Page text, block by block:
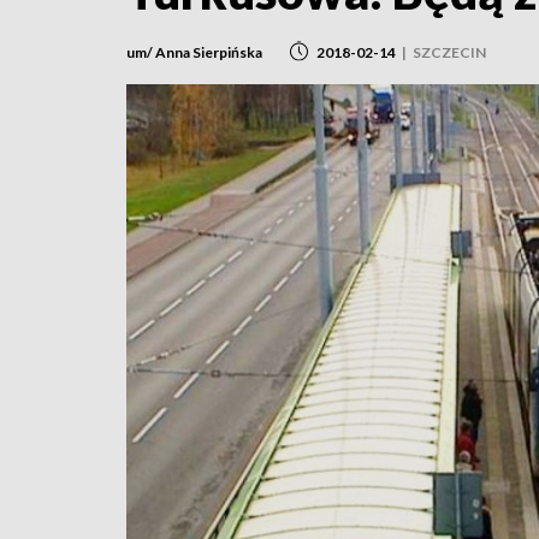
um/ Anna Sierpińska 2018-02-14 | SZCZECIN